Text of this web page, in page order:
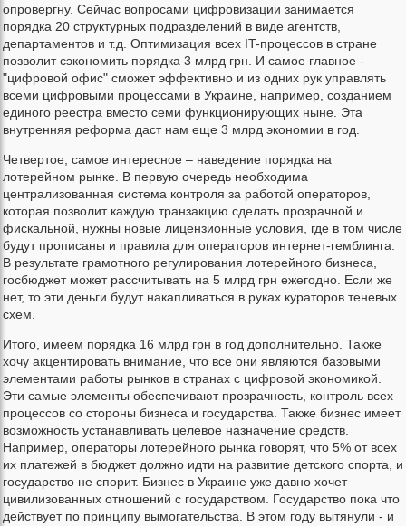
опровергну. Сейчас вопросами цифровизации занимается
порядка 20 структурных подразделений в виде агентств,
департаментов и т.д. Оптимизация всех IT-процессов в стране
позволит сэкономить порядка 3 млрд грн. И самое главное -
"цифровой офис" сможет эффективно и из одних рук управлять
всеми цифровыми процессами в Украине, например, созданием
единого реестра вместо семи функционирующих ныне. Эта
внутренняя реформа даст нам еще 3 млрд экономии в год.
Четвертое, самое интересное – наведение порядка на
лотерейном рынке. В первую очередь необходима
централизованная система контроля за работой операторов,
которая позволит каждую транзакцию сделать прозрачной и
фискальной, нужны новые лицензионные условия, где в том числе
будут прописаны и правила для операторов интернет-гемблинга.
В результате грамотного регулирования лотерейного бизнеса,
госбюджет может рассчитывать на 5 млрд грн ежегодно. Если же
нет, то эти деньги будут накапливаться в руках кураторов теневых
схем.
Итого, имеем порядка 16 млрд грн в год дополнительно. Также
хочу акцентировать внимание, что все они являются базовыми
элементами работы рынков в странах с цифровой экономикой.
Эти самые элементы обеспечивают прозрачность, контроль всех
процессов со стороны бизнеса и государства. Также бизнес имеет
возможность устанавливать целевое назначение средств.
Например, операторы лотерейного рынка говорят, что 5% от всех
их платежей в бюджет должно идти на развитие детского спорта, и
государство не спорит. Бизнес в Украине уже давно хочет
цивилизованных отношений с государством. Государство пока что
действует по принципу вымогательства. В этом году вытянули - и